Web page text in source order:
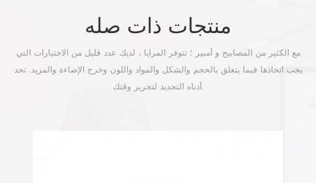
منتجات ذات صله
مع الكثير من المصابيح و أمبير ؛ تتوفر المرايا ، لديك عدد قليل من الاختيارات التي
يجب اتخاذها فيما يتعلق بالحجم والشكل والمواد واللون وخرج الإضاءة والمزيد. تجد
أدناه التحديد لتحرير وقتك.